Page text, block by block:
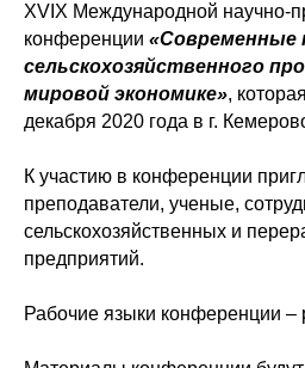
XVIX Международной научно-
конференции «Современные
сельскохозяйственного
мировой экономике»,
декабря 2020 года в г.
К участию в конференции
преподаватели, ученые,
сельскохозяйственных и
предприятий.
Рабочие языки конференции –